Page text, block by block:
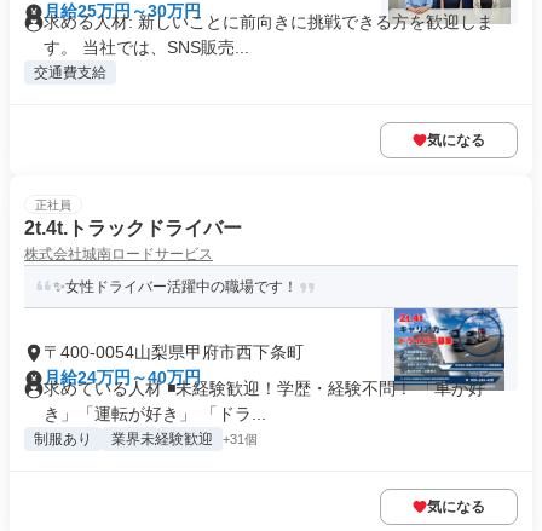
月給25万円～30万円
求める人材: 新しいことに前向きに挑戦できる方を歓迎しま
す。 当社では、SNS販売...
交通費支給
気になる
正社員
2t.4t.トラックドライバー
株式会社城南ロードサービス
✨女性ドライバー活躍中の職場です！
〒400-0054山梨県甲府市西下条町
月給24万円～40万円
求めている人材 ◾️未経験歓迎！学歴・経験不問！ 「車が好
き」「運転が好き」 「ドラ...
制服あり 業界未経験歓迎 +31個
気になる